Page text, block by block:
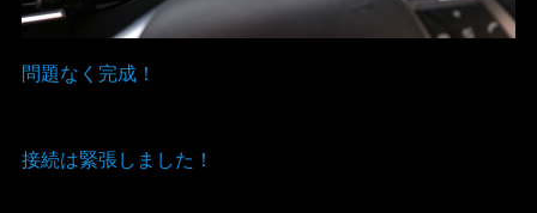
問題なく完成！
接続は緊張しました！